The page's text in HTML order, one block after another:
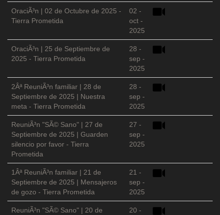
OraciÃ³n | 02 de Octubre de 2025 -
Tierra Prometida
02 -
oct -
2025
OraciÃ³n | 25 de Septiembre de
2025 - Tierra Prometida
28 -
sep -
2025
2Âª ReuniÃ³n familiar | 28 de
Septiembre de 2025 | Nuestra
meta - Tierra Prometida
28 -
sep -
2025
ReuniÃ³n "SÃ© Sano" | 27 de
Septiembre de 2025 | Guarden
silencio por favor - Tierra
Prometida
27 -
sep -
2025
1Âª ReuniÃ³n familiar | 21 de
Septiembre de 2025 | Mensajeros
de gozo - Tierra Prometida
21 -
sep -
2025
ReuniÃ³n "SÃ© Sano" | 20 de
20 -